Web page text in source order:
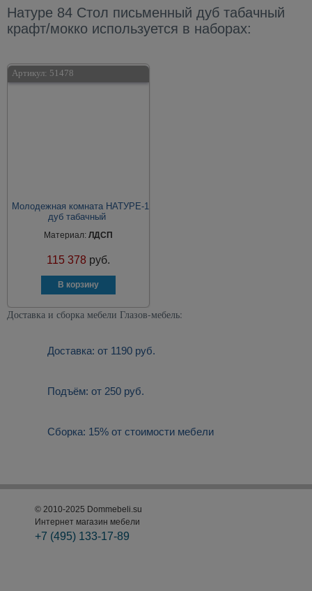
Натуре 84 Стол письменный дуб табачный
крафт/мокко используется в наборах:
Артикул: 51478
Молодежная комната НАТУРЕ-1
дуб табачный
Материал:ЛДСП
115 378 руб.
Доставка и сборка мебели Глазов-мебель:
Доставка: от 1190 руб.
Подъём: от 250 руб.
Сборка: 15% от стоимости мебели
© 2010-2025 Dommebeli.su
Интернет магазин мебели
+7 (495) 133-17-89